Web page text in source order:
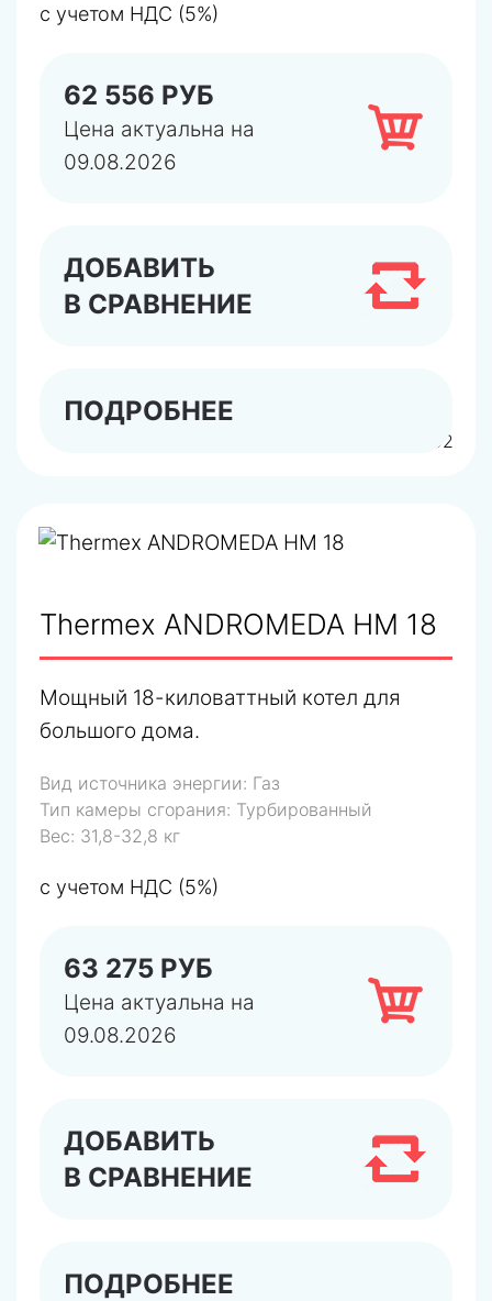
арт.TR300800002
с учетом НДС (5%)
62 556 РУБ
Цена актуальна на
09.08.2026
ДОБАВИТЬ
В СРАВНЕНИЕ
ПОДРОБНЕЕ
Thermex ANDROMEDA HM 18
Мощный 18-киловаттный котел для
большого дома.
Вид источника энергии: Газ
Тип камеры сгорания: Турбированный
Вес: 31,8-32,8 кг
с учетом НДС (5%)
63 275 РУБ
Цена актуальна на
09.08.2026
ДОБАВИТЬ
В СРАВНЕНИЕ
ПОДРОБНЕЕ